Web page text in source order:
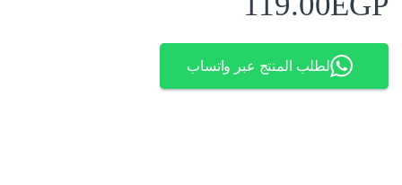
لطلب المنتج عبر واتساب